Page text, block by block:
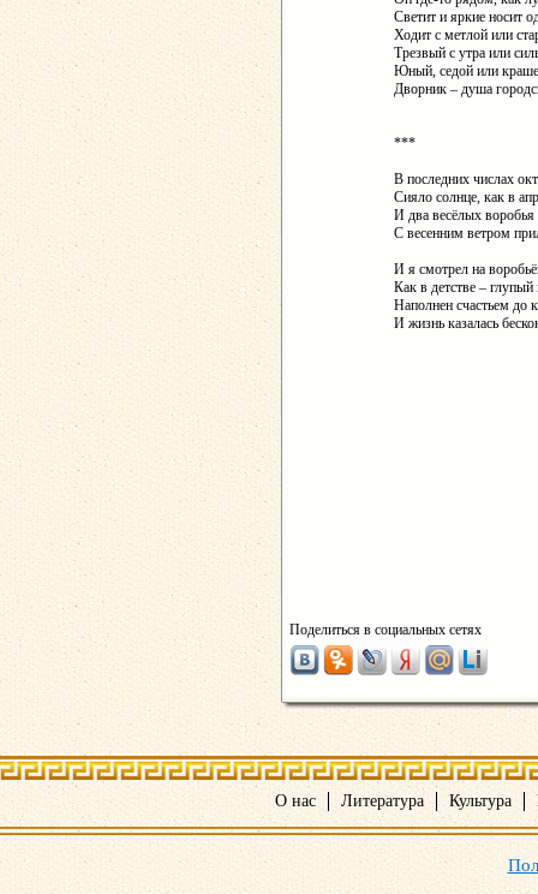
Светит и яркие носит
Ходит с метлой или
Трезвый с утра или
Юный, седой или
Дворник – душа
***
В последних числах
Сияло солнце, как в
И два весёлых воробья
С весенним ветром
И я смотрел на
Как в детстве –
Наполнен счастьем до
И жизнь казалась
Поделиться в социальных сетях
О нас Литература Культура